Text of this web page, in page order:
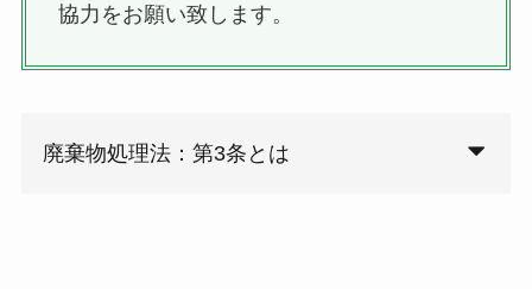
協力をお願い致します。
廃棄物処理法：第3条とは